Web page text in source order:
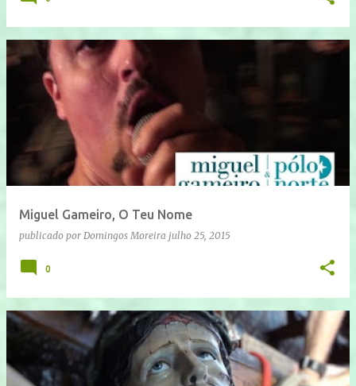
Miguel Gameiro, O Teu Nome
publicado por Domingos Moreira julho 25, 2015
0